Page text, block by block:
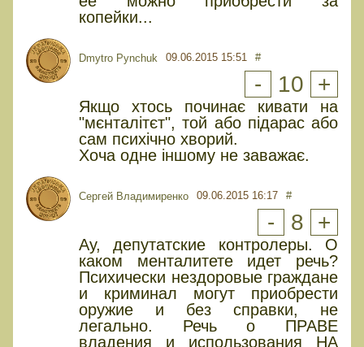
копейки...
Dmytro Pynchuk 09.06.2015 15:51 #
- 10 +
Якщо хтось починає кивати на
"мєнталітєт", той або підарас або
сам психічно хворий.
Хоча одне іншому не заважає.
Сергей Владимиренко 09.06.2015 16:17 #
- 8 +
Ау, депутатские контролеры. О
каком менталитете идет речь?
Психически нездоровые граждане
и криминал могут приобрести
оружие и без справки, не
легально. Речь о ПРАВЕ
владения и использования НА